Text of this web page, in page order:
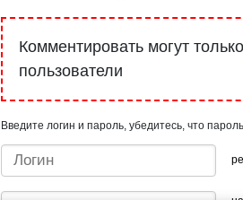
Комментировать могут
пользователи
Введите логин и пароль, убедитесь, что